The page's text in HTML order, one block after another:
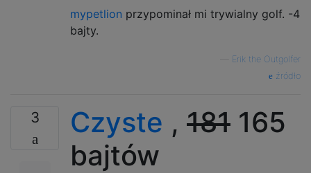
mypetlion przypominał mi trywialny golf. -4
bajty.
Erik the Outgolfer
źródło
3 Czyste , 181 165
bajtów